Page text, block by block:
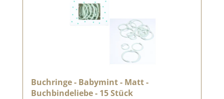
Buchringe - Babymint - Matt -
Buchbindeliebe - 15 Stück